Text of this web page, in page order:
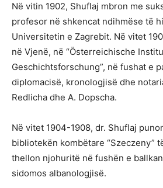
Në vitin 1902, Shuflaj mbron me
profesor në shkencat ndihmëse të
Universitetin e Zagrebit. Në vitet
në Vjenë, në “Österreichische
Geschichtsforschung”, në fushat e
diplomacisë, kronologjisë dhe
Redlicha dhe A. Dopscha.
Në vitet 1904-1908, dr. Shuflaj
bibliotekën kombëtare “Szeczeny”
thellon njohuritë në fushën e
sidomos albanologjisë.